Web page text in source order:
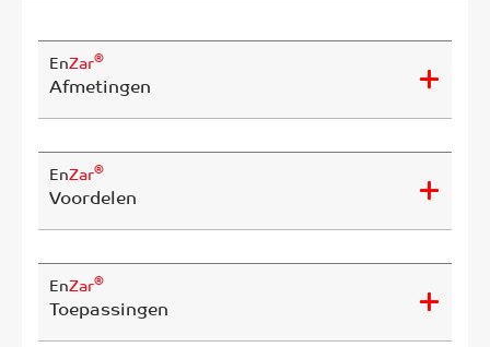
EnZar®
Afmetingen
EnZar®
Voordelen
EnZar®
Toepassingen